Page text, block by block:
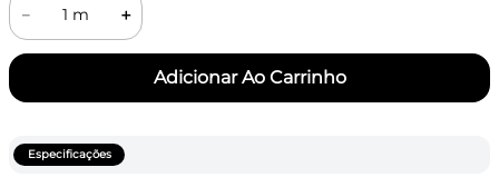
＋
－
Especificações